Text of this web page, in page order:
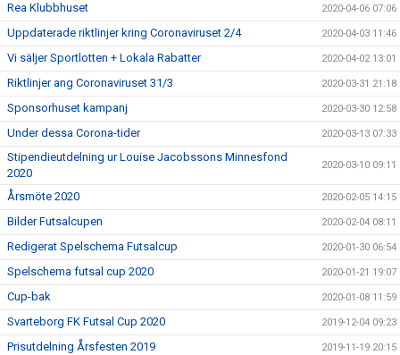
Rea Klubbhuset 2020-04-06 07:06
Uppdaterade riktlinjer kring Coronaviruset 2/4 2020-04-03 11:46
Vi säljer Sportlotten + Lokala Rabatter 2020-04-02 13:01
Riktlinjer ang Coronaviruset 31/3 2020-03-31 21:18
Sponsorhuset kampanj 2020-03-30 12:58
Under dessa Corona-tider 2020-03-13 07:33
Stipendieutdelning ur Louise Jacobssons Minnesfond
2020
2020-03-10 09:11
Årsmöte 2020 2020-02-05 14:15
Bilder Futsalcupen 2020-02-04 08:11
Redigerat Spelschema Futsalcup 2020-01-30 06:54
Spelschema futsal cup 2020 2020-01-21 19:07
Cup-bak 2020-01-08 11:59
Svarteborg FK Futsal Cup 2020 2019-12-04 09:23
Prisutdelning Årsfesten 2019 2019-11-19 20:15